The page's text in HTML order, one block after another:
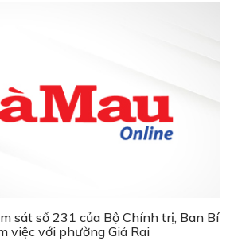
sát số 231 của Bộ Chính trị, Ban Bí
việc với phường Giá Rai